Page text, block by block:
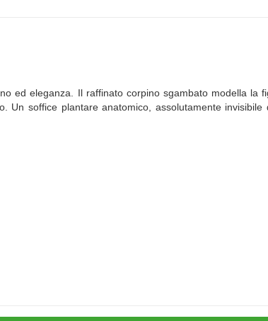
ed eleganza. Il raffinato corpino sgambato modella la
soffice plantare anatomico, assolutamente